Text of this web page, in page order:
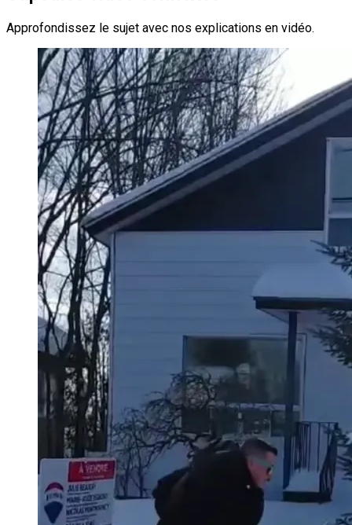
Approfondissez le sujet avec nos explications en vidéo.